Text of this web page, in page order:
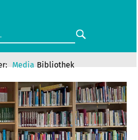
Media Bibliothek